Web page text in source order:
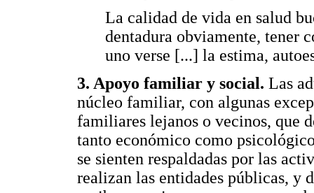
La calidad de vida en salud
dentadura obviamente, tener
uno verse [...] la estima,
3. Apoyo familiar y social. Las
núcleo familiar, con algunas
familiares lejanos o vecinos, que
tanto económico como
se sienten respaldadas por las
realizan las entidades públicas, y